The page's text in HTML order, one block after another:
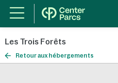
Les Trois Forêts
Retour aux hébergements